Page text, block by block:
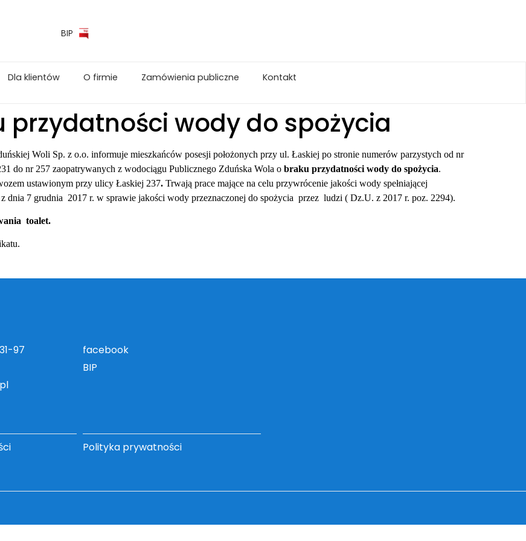
BIP
Dla klientów O firmie Zamówienia publiczne Kontakt
przydatności wody do spożycia
Woli Sp. z o.o. informuje mieszkańców posesji położonych przy ul. Łaskiej po stronie numerów parzystych od nr
do nr 257 zaopatrywanych z wodociągu Publicznego Zduńska Wola o braku przydatności wody do spożycia.
ustawionym przy ulicy Łaskiej 237. Trwają prace ma­jące na celu przywrócenie jakości wody spełniającej
dnia 7 grudnia 2017 r. w sprawie jakości wody przeznaczonej do spożycia przez ludzi ( Dz.U. z 2017 r. poz. 2294).
toalet.
97
facebook
BIP
Polityka prywatności